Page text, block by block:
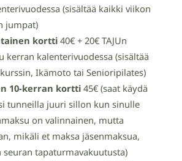
(sisältää kaikki viikon
jumpat)
kortti40€ + 20€ TAJUn
kerran kalenterivuodessa (sisältää
Ikämoto tai Senioripilates)
10-kerran kortti45€ (saat käydä
tunneilla juuri sillon kun sinulle
on valinnainen, mutta
mikäli et maksa jäsenmaksua,
tapaturmavakuutusta)